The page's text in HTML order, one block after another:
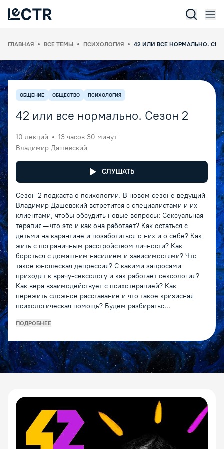
ГЛАВНАЯ ВСЕ ТЕМЫ ПСИХОЛОГИЯ 42 ИЛИ ВСЕ НОРМАЛЬНО.
ОБЩЕНИЕ ОБЩЕСТВО ПСИХОЛОГИЯ
42 или все нормально. Сезон 2
10 лекций
13 часов 30 минут
Владимир Дашевский
СЛУШАТЬ
Сезон 2 подкаста о психологии. В новом сезоне ведущий
Владимир Дашевский встретится с специалистами и их
клиентами, чтобы обсудить новые вопросы: Сексуальная
терапия — что это и как она работает? Как остаться с
детьми на карантине и позаботиться о них и о себе? Как
жить с пограничным расстройством личности? Как
бороться с домашним насилием и зависимостями? Что
такое юношеская депрессия? С какими запросами
приходят к врачу-сексологу и как работает сексология?
Как вера взаимодействует с психотерапией? Как
пережить сложное расставание и что такое кризисная
психологическая помощь? Будем разбиратьс...
ПОДРОБНЕЕ